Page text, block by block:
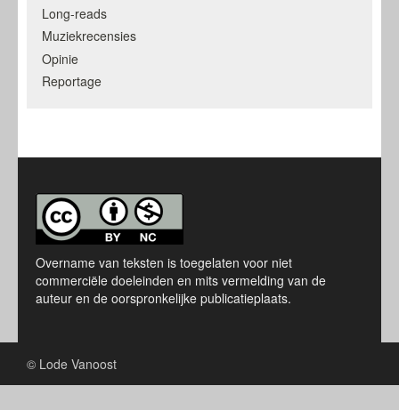
Long-reads
Muziekrecensies
Opinie
Reportage
Overname van teksten is toegelaten voor niet
commerciële doeleinden en mits vermelding van de
auteur en de oorspronkelijke publicatieplaats.
© Lode Vanoost